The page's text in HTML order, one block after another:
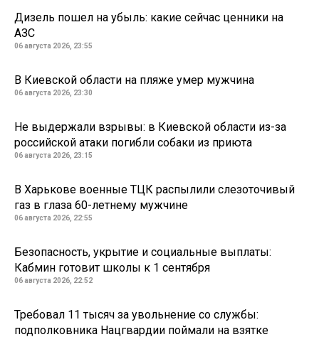
Дизель пошел на убыль: какие сейчас ценники на
АЗС
06 августа 2026, 23:55
В Киевской области на пляже умер мужчина
06 августа 2026, 23:30
Не выдержали взрывы: в Киевской области из-за
российской атаки погибли собаки из приюта
06 августа 2026, 23:15
В Харькове военные ТЦК распылили слезоточивый
газ в глаза 60-летнему мужчине
06 августа 2026, 22:55
Безопасность, укрытие и социальные выплаты:
Кабмин готовит школы к 1 сентября
06 августа 2026, 22:52
Требовал 11 тысяч за увольнение со службы:
подполковника Нацгвардии поймали на взятке